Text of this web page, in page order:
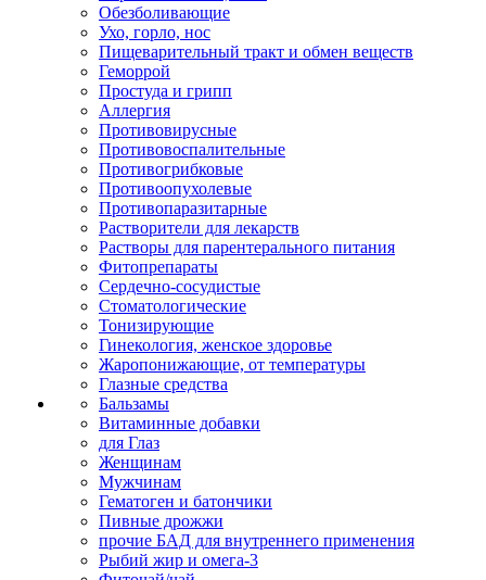
Обезболивающие
Ухо, горло, нос
Пищеварительный тракт и обмен веществ
Геморрой
Простуда и грипп
Аллергия
Противовирусные
Противовоспалительные
Противогрибковые
Противоопухолевые
Противопаразитарные
Растворители для лекарств
Растворы для парентерального питания
Фитопрепараты
Сердечно-сосудистые
Стоматологические
Тонизирующие
Гинекология, женское здоровье
Жаропонижающие, от температуры
Глазные средства
Бальзамы
Витаминные добавки
для Глаз
Женщинам
Мужчинам
Гематоген и батончики
Пивные дрожжи
прочие БАД для внутреннего применения
Рыбий жир и омега-3